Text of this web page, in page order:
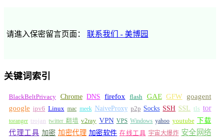
请進入保密留言页面： 联系我们 - 美博园
关键词索引
BlackBeltPrivacy Chrome DNS firefox flash GAE GFW
goagent
google ipv6 Linux mac meek NaiveProxy p2p Socks SSH SSL tls tor
toranger trojan twitter 翻墙 v2ray VPN VPS Windows yahoo youtube 下载
代理工具 加密 加密代理 加密软件 在线工具 宇宙大爆炸 安全网络